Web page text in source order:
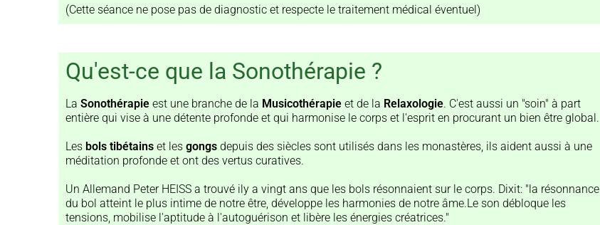
(Cette séance ne pose pas de diagnostic et respecte le traitement médical éventuel)
Qu'est-ce que la Sonothérapie ?
La Sonothérapie est une branche de la Musicothérapie et de la Relaxologie. C'est aussi un "soin" à part
entière qui vise à une détente profonde et qui harmonise le corps et l'esprit en procurant un bien être global.
Les bols tibétains et les gongs depuis des siècles sont utilisés dans les monastères, ils aident aussi à une
méditation profonde et ont des vertus curatives.
Un Allemand Peter HEISS a trouvé ily a vingt ans que les bols résonnaient sur le corps. Dixit: "la résonnance
du bol atteint le plus intime de notre être, développe les harmonies de notre âme.Le son débloque les
tensions, mobilise l'aptitude à l'autoguérison et libère les énergies créatrices."